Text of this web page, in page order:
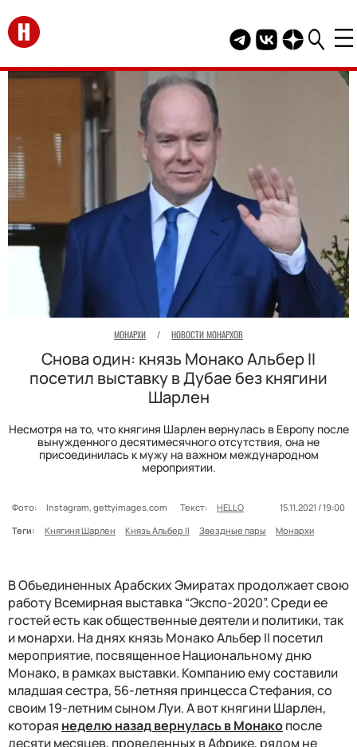
Перейти на главную
Telegram канал
Группа HELLO
Канал
МОНАРХИ / НОВОСТИ МОНАРХОВ
Снова один: князь Монако Альбер II
посетил выставку в Дубае без княгини
Шарлен
Несмотря на то, что княгиня Шарлен вернулась в Европу после
вынужденного десятимесячного отсутствия, она не
присоединилась к мужу на важном международном
мероприятии.
Фото: Instagram, gettyimages.com Текст: HELLO
15.11.2021 / 19:00
Теги:
Княгиня Шарлен Князь Альбер II Звездные пары Монархи
В Объединенных Арабских Эмиратах продолжает свою
работу Всемирная выставка “Экспо-2020”. Среди ее
гостей есть как общественные деятели и политики, так
и монархи. На днях князь Монако Альбер II посетил
мероприятие, посвященное Национальному дню
Монако, в рамках выставки. Компанию ему составили
младшая сестра, 56-летняя принцесса Стефания, со
своим 19-летним сыном Луи. А вот княгини Шарлен,
которая неделю назад вернулась в Монакопосле
десяти месяцев, проведенных в Африке, рядом не